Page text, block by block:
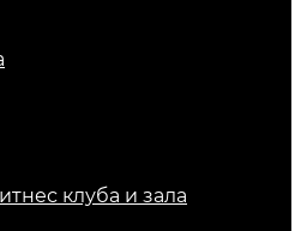
клуба и зала